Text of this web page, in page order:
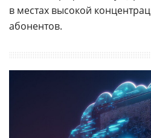
в местах высокой
абонентов.